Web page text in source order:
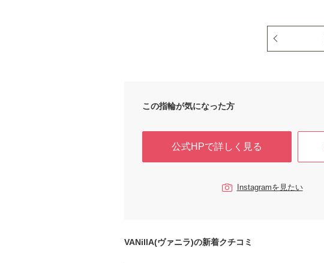
この指輪が気になった方
公式HPで詳しく見る
Instagramを見たい
VANillA(ヴァニラ)の新着クチコミ